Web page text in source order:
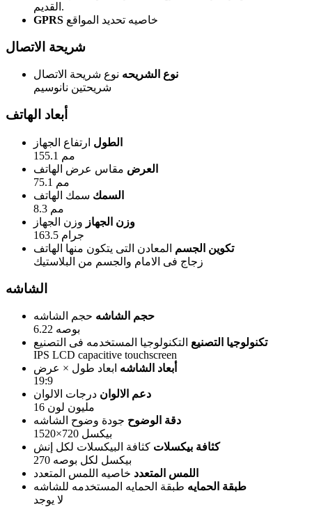
القديم.
GPRS خاصيه تحديد المواقع
شريحة الاتصال
نوع الشريحه نوع شريحة الاتصال
شريحتين نانوسيم
أبعاد الهاتف
الطول ارتفاع الجهاز
155.1 مم
العرض مقاس عرض الهاتف
75.1 مم
السمك سمك الهاتف
8.3 مم
وزن الجهاز وزن الجهاز
163.5 جرام
تكوين الجسم المعادن التى يتكون منها الهاتف
زجاج فى الامام والجسم من البلاستيك
الشاشه
حجم الشاشه حجم الشاشه
6.22 بوصه
تكنولوجيا التصنيع التكنولوجيا المستخدمه فى التصنيع
IPS LCD capacitive touchscreen
أبعاد الشاشه ابعاد طول × عرض
19:9
دعم الالوان درجات الالوان
16 مليون لون
دقة الوضوح جودة وضوح الشاشه
1520×720 بيكسل
كثافة بيكسلات كثافة البيكسلات لكل إنش
270 بيكسل لكل بوصه
اللمس المتعدد خاصيه اللمس المتعدد
طبقة الحمايه طبقة الحمايه المستخدمه للشاشه
لا يوجد